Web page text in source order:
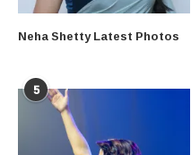
Neha Shetty Latest Photos
5